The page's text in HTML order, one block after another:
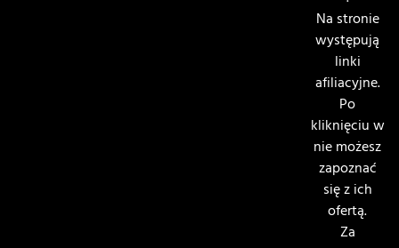
Na stronie
występują
linki
afiliacyjne.
Po
kliknięciu w
nie możesz
zapoznać
się z ich
ofertą.
Za